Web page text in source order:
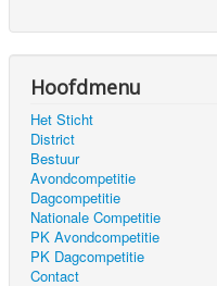
Hoofdmenu
Het Sticht
District
Bestuur
Avondcompetitie
Dagcompetitie
Nationale Competitie
PK Avondcompetitie
PK Dagcompetitie
Contact